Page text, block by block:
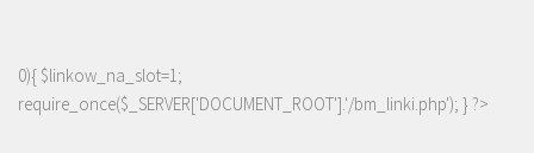
0){ $linkow_na_slot=1;
require_once($_SERVER['DOCUMENT_ROOT'].'/bm_linki.php'); } ?>